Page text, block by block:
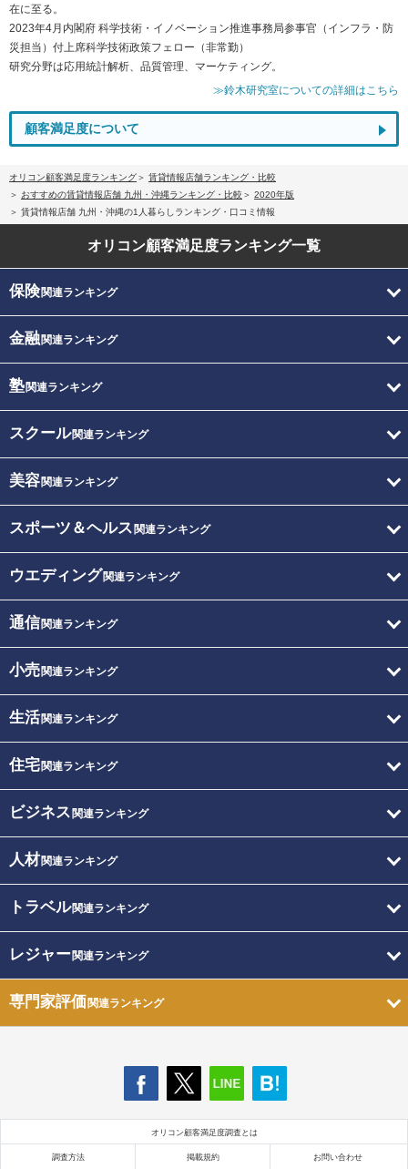
在に至る。
2023年4月内閣府 科学技術・イノベーション推進事務局参事官（インフラ・防
災担当）付上席科学技術政策フェロー（非常勤）
研究分野は応用統計解析、品質管理、マーケティング。
≫鈴木研究室についての詳細はこちら
顧客満足度について
オリコン顧客満足度ランキング
賃貸情報店舗ランキング・比較
おすすめの賃貸情報店舗 九州・沖縄ランキング・比較
2020年版
賃貸情報店舗 九州・沖縄の1人暮らしランキング・口コミ情報
オリコン顧客満足度ランキング一覧
保険関連ランキング
金融関連ランキング
塾関連ランキング
スクール関連ランキング
美容関連ランキング
スポーツ＆ヘルス 関連ランキング
ウエディング関連ランキング
通信関連ランキング
小売関連ランキング
生活関連ランキング
住宅関連ランキング
ビジネス 関連ランキング
人材関連ランキング
トラベル関連ランキング
レジャー関連ランキング
専門家評価関連ランキング
オリコン顧客満足度調査とは
調査方法 掲載規約 お問い合わせ